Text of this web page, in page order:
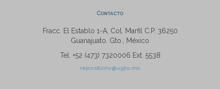
Contacto
Fracc. El Establo 1-A, Col. Marfil C.P. 36250
Guanajuato, Gto., México
Tel: +52 (473) 7320006 Ext. 5538
repositorio@ugto.mx